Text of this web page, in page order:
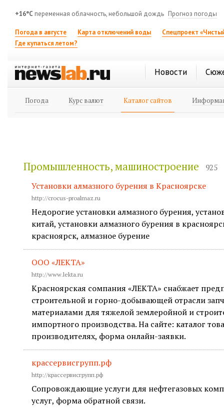
+16°C переменная облачность, небольшой дождь Прогноз погоды
Погода в августе Карта отключений воды
Спецпроект
Где купаться летом?
Новости
Погода Курс валют Каталог сайтов
Промышленность, машиностроение 925
Установки алмазного бурения в Красноярске
http://crocus-proalmaz.ru
Недорогие установки алмазного бурения,
китай, установки алмазного бурения в
красноярск, алмазное бурение
ООО «ЛЕКТА»
http://www.lekta.ru
Красноярская сомпания «ЛЕКТА» снабжает
строительной и горно-добывающей отрасли
материалами для тяжелой землеройной и
импортного производства. На сайте: каталог
производителях, форма онлайн-заявки.
крассервисгрупп.рф
http://крассервисгрупп.рф
Сопровождающие услуги для нефтегазовых
услуг, форма обратной связи.